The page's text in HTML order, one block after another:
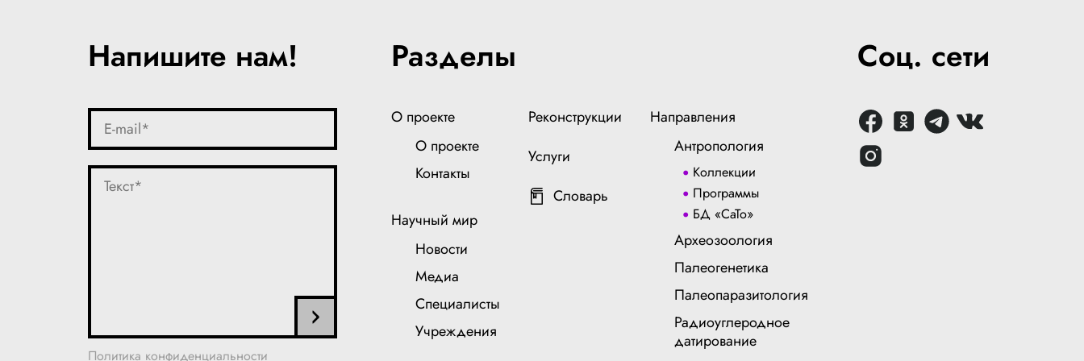
Напишите нам!
Политика конфиденциальности
Разделы
О проекте
О проекте
Контакты
Научный мир
Новости
Медиа
Специалисты
Учреждения
Реконструкции
Услуги
Словарь
Направления
Антропология
Коллекции
Программы
БД «СаТо»
Археозоология
Палеогенетика
Палеопаразитология
Радиоуглеродное
датирование
Соц. сети